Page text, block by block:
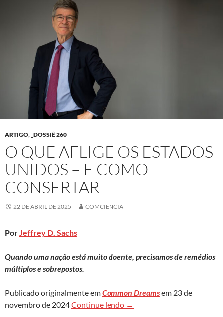
ARTIGO, _DOSSIÊ 260
O QUE AFLIGE OS ESTADOS
UNIDOS – E COMO
CONSERTAR
22 DE ABRIL DE 2025 COMCIENCIA
PorJeffrey D. Sachs
Quando uma nação está muito doente, precisamos de remédios
múltiplos e sobrepostos.
Publicado originalmente emCommon Dreamsem 23 de
novembro de 2024Continue lendo O que aflige os Estados
→